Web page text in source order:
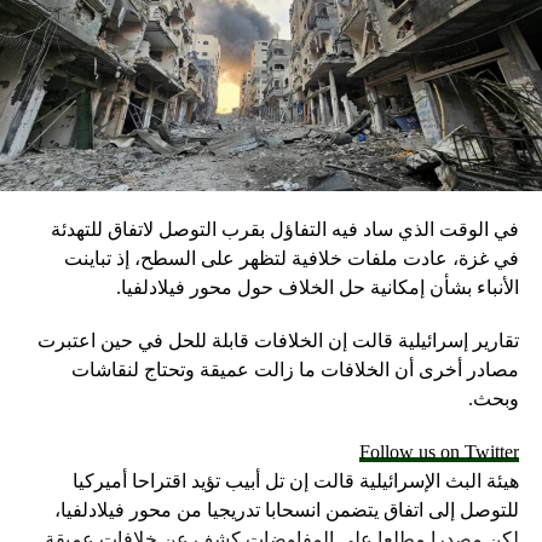
DON'T MISS
بشار جرار يكتب عن سوريا ما بعد صواريخ “إس-300”:
تغيير قواعد الاشتباك واللعبة
في الوقت الذي ساد فيه التفاؤل بقرب التوصل لاتفاق للتهدئة
في غزة، عادت ملفات خلافية لتظهر على السطح، إذ تباينت
الأنباء بشأن إمكانية حل الخلاف حول محور فيلادلفيا.
تقارير إسرائيلية قالت إن الخلافات قابلة للحل في حين اعتبرت
مصادر أخرى أن الخلافات ما زالت عميقة وتحتاج لنقاشات
وبحث.
Follow us on Twitter
هيئة البث الإسرائيلية قالت إن تل أبيب تؤيد اقتراحا أميركيا
للتوصل إلى اتفاق يتضمن انسحابا تدريجيا من محور فيلادلفيا،